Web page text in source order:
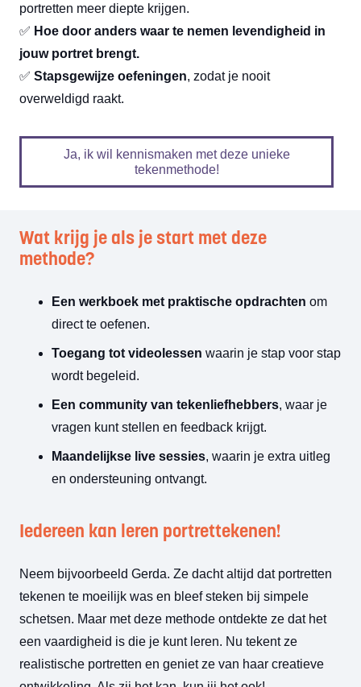
portretten meer diepte krijgen.
✅ Hoe door anders waar te nemen levendigheid in
jouw portret brengt.
✅ Stapsgewijze oefeningen, zodat je nooit
overweldigd raakt.
Ja, ik wil kennismaken met deze unieke
tekenmethode!
Wat krijg je als je start met deze
methode?
Een werkboek met praktische opdrachten om
direct te oefenen.
Toegang tot videolessen waarin je stap voor stap
wordt begeleid.
Een community van tekenliefhebbers, waar je
vragen kunt stellen en feedback krijgt.
Maandelijkse live sessies, waarin je extra uitleg
en ondersteuning ontvangt.
Iedereen kan leren portrettekenen!
Neem bijvoorbeeld Gerda. Ze dacht altijd dat portretten
tekenen te moeilijk was en bleef steken bij simpele
schetsen. Maar met deze methode ontdekte ze dat het
een vaardigheid is die je kunt leren. Nu tekent ze
realistische portretten en geniet ze van haar creatieve